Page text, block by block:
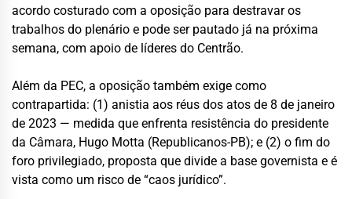
acordo costurado com a oposição para destravar os
trabalhos do plenário e pode ser pautado já na próxima
semana, com apoio de líderes do Centrão.
Além da PEC, a oposição também exige como
contrapartida: (1) anistia aos réus dos atos de 8 de janeiro
de 2023 — medida que enfrenta resistência do presidente
da Câmara, Hugo Motta (Republicanos-PB); e (2) o fim do
foro privilegiado, proposta que divide a base governista e é
vista como um risco de “caos jurídico”.